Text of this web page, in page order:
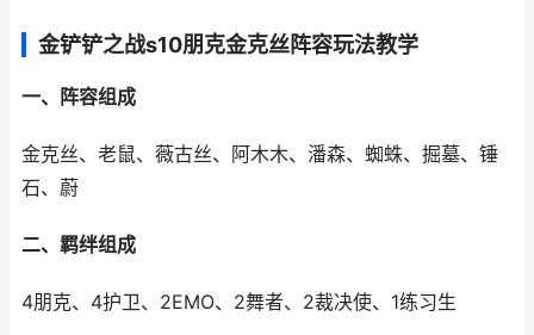
金铲铲之战s10朋克金克丝阵容玩法教学
一、阵容组成
金克丝、老鼠、薇古丝、阿木木、潘森、蜘蛛、掘墓、锤
石、蔚
二、羁绊组成
4朋克、4护卫、2EMO、2舞者、2裁决使、1练习生